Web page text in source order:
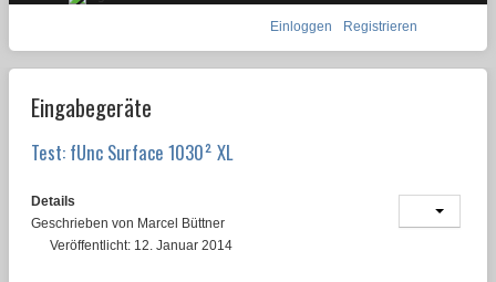
Einloggen Registrieren
Eingabegeräte
Test: fUnc Surface 1030² XL
Details
Geschrieben von Marcel Büttner
Veröffentlicht: 12. Januar 2014